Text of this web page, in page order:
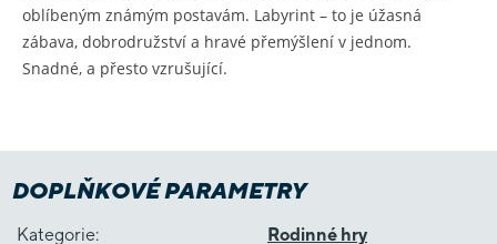
oblíbeným známým postavám. Labyrint – to je úžasná
zábava, dobrodružství a hravé přemýšlení v jednom.
Snadné, a přesto vzrušující.
DOPLŇKOVÉ PARAMETRY
Kategorie: Rodinné hry